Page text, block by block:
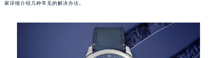
家详细介绍几种常见的解决办法。